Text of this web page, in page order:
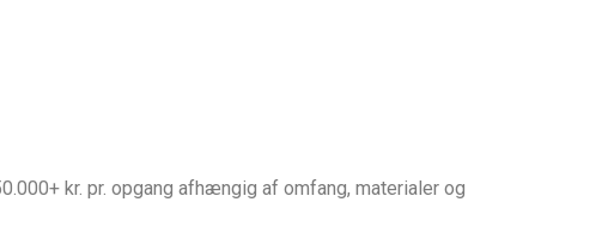
kr. pr. opgang afhængig af omfang, materialer og